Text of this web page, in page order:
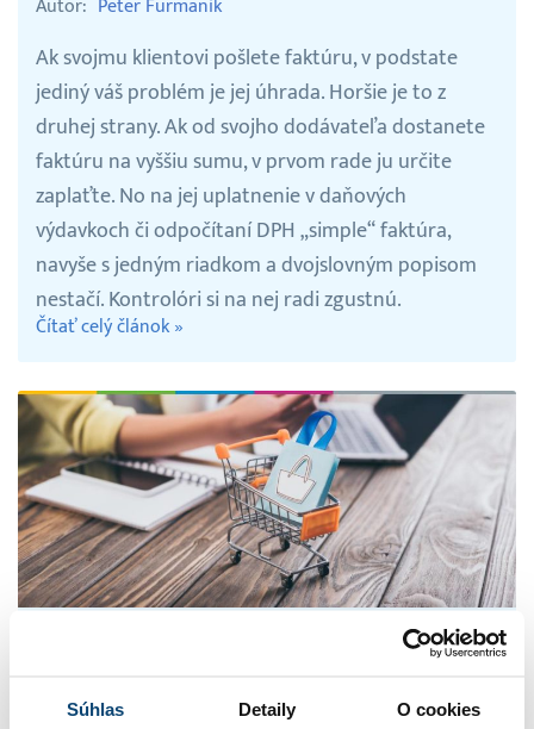
Súhlas Detaily O cookies
Autor Peter Furmaník
Ak svojmu klientovi pošlete faktúru, v podstate
jediný váš problém je jej úhrada. Horšie je to z
druhej strany. Ak od svojho dodávateľa dostanete
faktúru na vyššiu sumu, v prvom rade ju určite
zaplaťte. No na jej uplatnenie v daňových
výdavkoch či odpočítaní DPH „simple“ faktúra,
navyše s jedným riadkom a dvojslovným popisom
nestačí. Kontrolóri si na nej radi zgustnú.
Čítať celý článok »
Zmeny od 1.7.2021: eshop a predaj
tovaru na diaľku / do zahraničia